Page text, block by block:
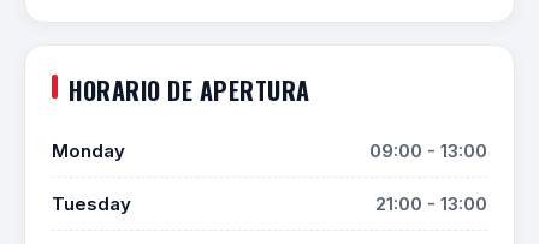
HORARIO DE APERTURA
Monday 09:00 - 13:00
Tuesday 21:00 - 13:00